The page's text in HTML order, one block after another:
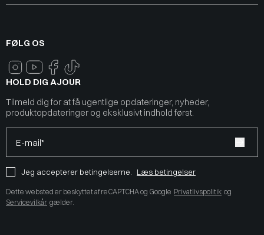
FØLG OS
HOLD DIG AJOUR
Tilmeld dig for at få ugentlige opdateringer, nyheder,
produktopdateringer og eksklusivt indhold først.
E-mail*
Jeg accepterer betingelserne. Læs betingelser
Dette websted er beskyttet af reCAPTCHA og Google Privatlivspolitik og
Servicevilkår gælder.